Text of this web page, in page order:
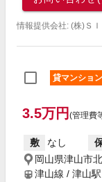
情報提供会社: (株)Ｓ
貸マンション
3.5万円 (管理費
敷 なし
岡山県津山市
津山線 / 津山駅